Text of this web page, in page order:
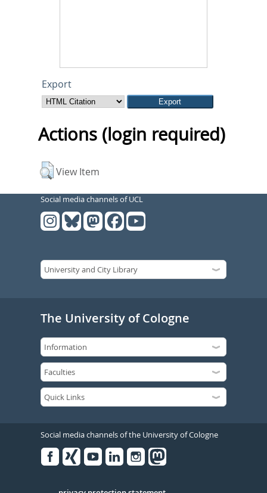
Export
Actions (login required)
View Item
Social media channels of UCL
The University of Cologne
Social media channels of the University of Cologne